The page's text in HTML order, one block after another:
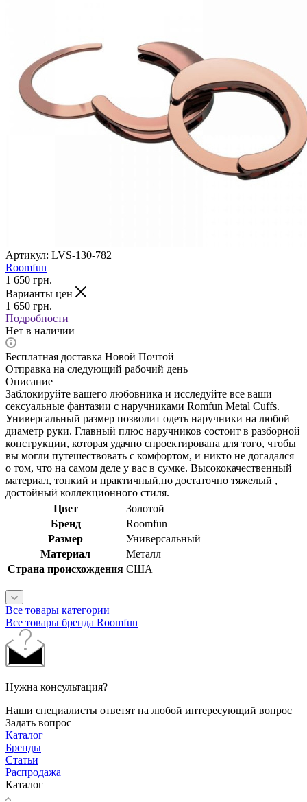
Артикул: LVS-130-782
Roomfun
1 650 грн.
Варианты цен
1 650 грн.
Подробности
Нет в наличии
Бесплатная доставка Новой Почтой
Отправка на следующий рабочий день
Описание
Заблокируйте вашего любовника и исследуйте все ваши
сексуальные фантазии с наручниками Romfun Metal Cuffs.
Универсальный размер позволит одеть наручники на любой
диаметр руки. Главный плюс наручников состоит в разборной
конструкции, которая удачно спроектирована для того, чтобы
вы могли путешествовать с комфортом, и никто не догадался
о том, что на самом деле у вас в сумке. Высококачественный
материал, тонкий и практичный,но достаточно тяжелый ,
достойный коллекционного стиля.
Цвет
Золотой
Бренд
Roomfun
Размер
Универсальный
Материал
Металл
Страна происхождения США
Все товары категории
Все товары бренда Roomfun
Нужна консультация?
Наши специалисты ответят на любой интересующий вопрос
Задать вопрос
Каталог
Бренды
Статьи
Распродажа
Каталог